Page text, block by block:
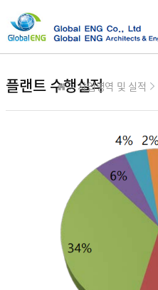
플랜트 수행실적사업영역 및 실적